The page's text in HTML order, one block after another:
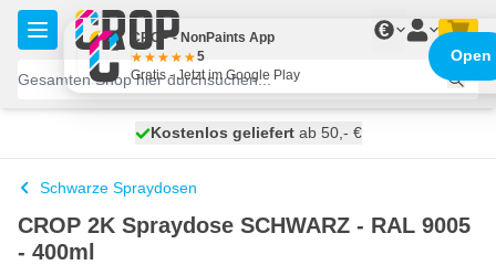
Zum Inhalt springen
€
heute versendet
Kostenlos geliefertab 50,- €
100 Tage
Schwarze Spraydosen
CROP 2K Spraydose SCHWARZ - RAL 9005
- 400ml
CROP - NonPaints App
5
Gratis - Jetzt im Google Play
Open